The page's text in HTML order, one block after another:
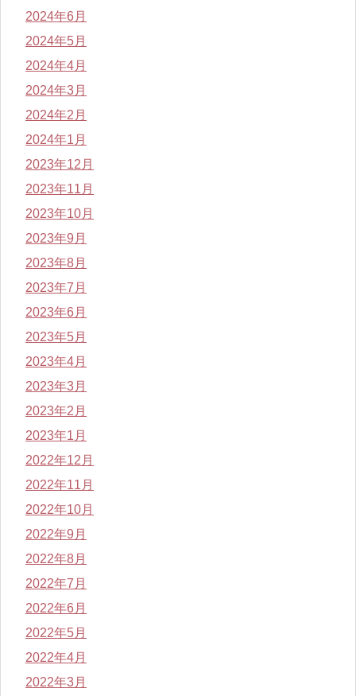
2024年6月
2024年5月
2024年4月
2024年3月
2024年2月
2024年1月
2023年12月
2023年11月
2023年10月
2023年9月
2023年8月
2023年7月
2023年6月
2023年5月
2023年4月
2023年3月
2023年2月
2023年1月
2022年12月
2022年11月
2022年10月
2022年9月
2022年8月
2022年7月
2022年6月
2022年5月
2022年4月
2022年3月